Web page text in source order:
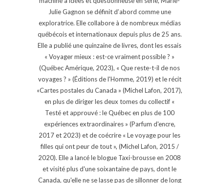
Julie Gagnon se définit d’abord comme une
exploratrice. Elle collabore à de nombreux médias
québécois et internationaux depuis plus de 25 ans.
Elle a publié une quinzaine de livres, dont les essais
« Voyager mieux : est-ce vraiment possible ? »
(Québec Amérique, 2023), « Que reste-t-il de nos
voyages ? » (Éditions de l'Homme, 2019) et le récit
«Cartes postales du Canada » (Michel Lafon, 2017),
en plus de diriger les deux tomes du collectif «
Testé et approuvé : le Québec en plus de 100
expériences extraordinaires » (Parfum d'encre,
2017 et 2023) et de coécrire « Le voyage pour les
filles qui ont peur de tout », (Michel Lafon, 2015 /
2020). Elle a lancé le blogue Taxi-brousse en 2008
et visité plus d'une soixantaine de pays, dont le
Canada, qu'elle ne se lasse pas de sillonner de long